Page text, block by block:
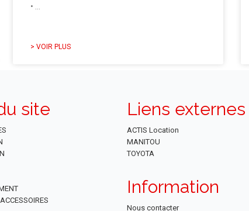
• …
> VOIR PLUS
site Liens externes
ACTIS Location
MANITOU
TOYOTA
Information
Nous contacter